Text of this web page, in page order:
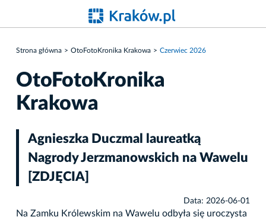
Strona główna OtoFotoKronika Krakowa Czerwiec 2026
OtoFotoKronika
Krakowa
Agnieszka Duczmal laureatką
Nagrody Jerzmanowskich na Wawelu
[ZDJĘCIA]
Data: 2026-06-01
Na Zamku Królewskim na Wawelu odbyła się uroczysta